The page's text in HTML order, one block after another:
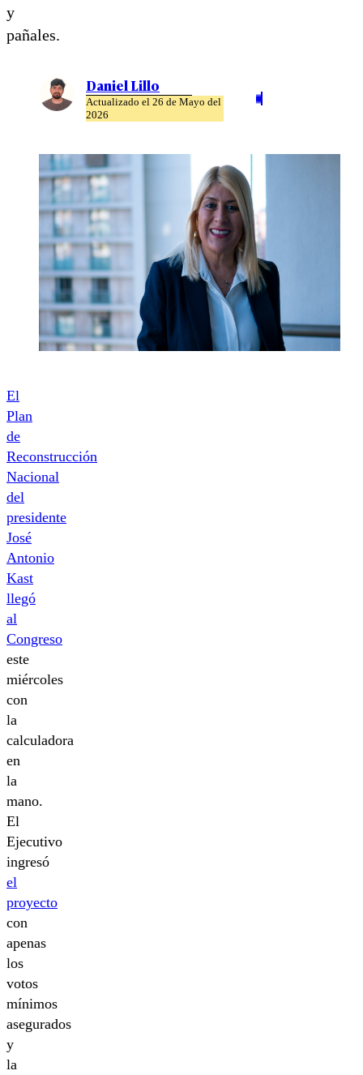
y
pañales.
Daniel Lillo
Actualizado el 26 de Mayo del
2026
El
Plan
de
Reconstrucción
Nacional
del
presidente
José
Antonio
Kast
llegó
al
Congreso
este
miércoles
con
la
calculadora
en
la
mano.
El
Ejecutivo
ingresó
el
proyecto
con
apenas
los
votos
mínimos
asegurados
y
la